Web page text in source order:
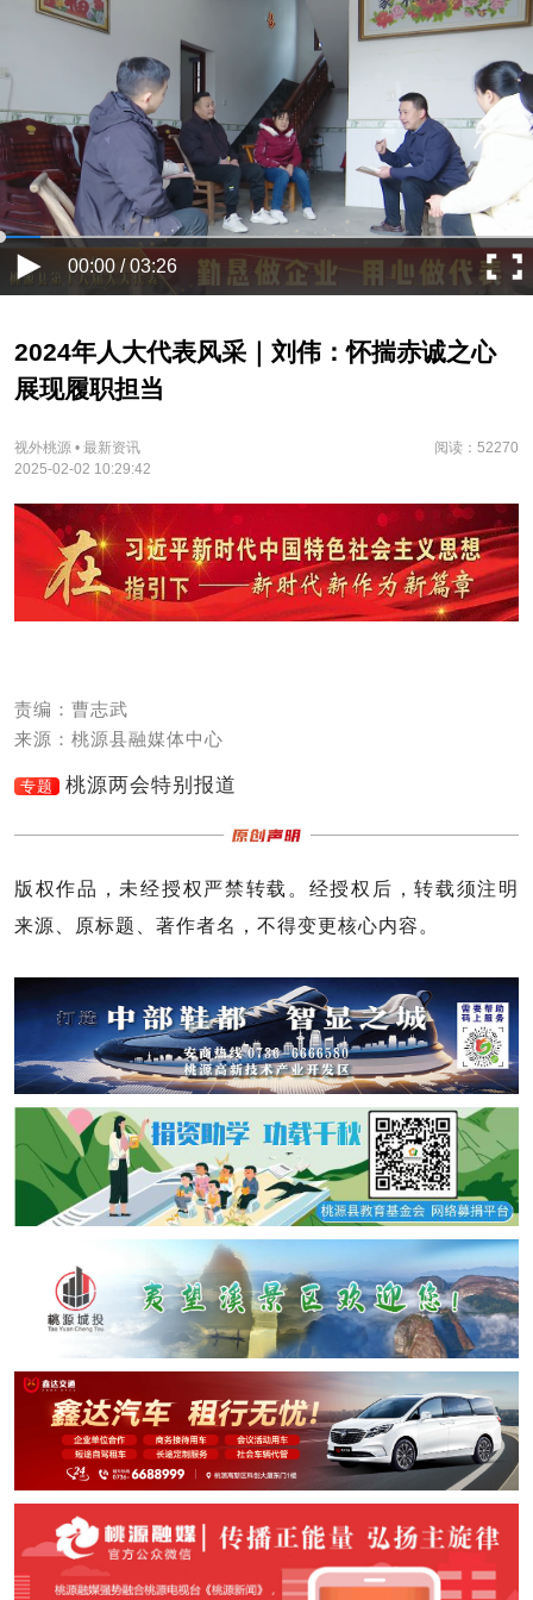
00:00 / 03:26
2024年人大代表风采｜刘伟：怀揣赤诚之心
展现履职担当
视外桃源 • 最新资讯
阅读：52270
2025-02-02 10:29:42
责编：曹志武
来源：桃源县融媒体中心
专题 桃源两会特别报道
版权作品，未经授权严禁转载。经授权后，转载须注明
来源、原标题、著作者名，不得变更核心内容。